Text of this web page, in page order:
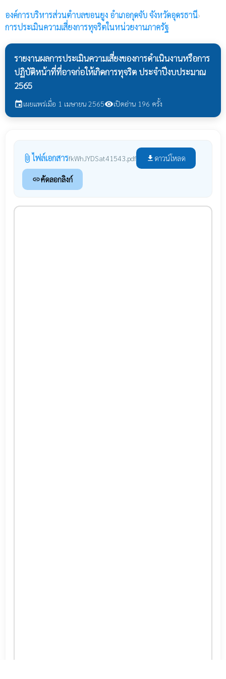
องค์การบริหารส่วนตำบลขอนยูง อำเภอกุดจับ จังหวัดอุดรธานี›
การประเมินความเสี่ยงการทุจริตในหน่วยงานภาครัฐ
รายงานผลการประเมินความเสี่ยงของการดำเนินงานหรือการ
ปฏิบัติหน้าที่ที่อาจก่อให้เกิดการทุจริต ประจำปีงบประมาณ
2565
eventเผยแพร่เมื่อ 1 เมษายน 2565visibilityเปิดอ่าน 196 ครั้ง
attach_file ไฟล์เอกสารfkWhJYDSat41543.pdf file_download ดาวน์โหลด
linkคัดลอกลิงก์